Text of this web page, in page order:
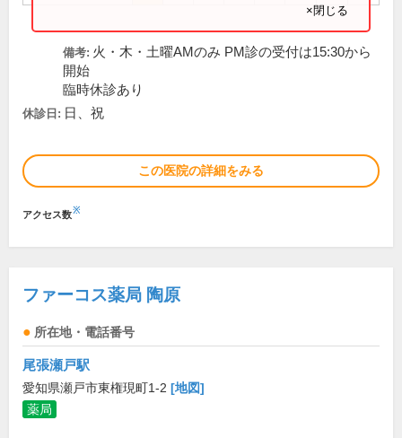
×閉じる
備考: 火・木・土曜AMのみ PM診の受付は15:30から
開始
臨時休診あり
休診日: 日、祝
この医院の詳細をみる
アクセス数※
ファーコス薬局 陶原
所在地・電話番号
尾張瀬戸駅
愛知県瀬戸市東権現町1-2 [地図]
薬局